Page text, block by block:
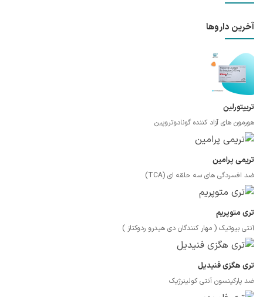
آخرین داروها
تریپتورلین
هورمون های آزاد کننده گونادوتروپین
تریمی پرامین
ضد افسردگی های سه حلقه ای (TCA)
تری متوپریم
آنتی بیوتیک ( مهار کنندگان دی هیدرو ردوکتاز )
تری هگزی فنیدیل
ضد پارکینسون آنتی کولینرژیک